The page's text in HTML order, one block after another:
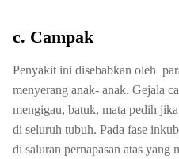
c. Campak
Penyakit ini disebabkan oleh
menyerang anak- anak. Gejala
mengigau, batuk, mata pedih
di seluruh tubuh. Pada fase
di saluran pernapasan atas yang